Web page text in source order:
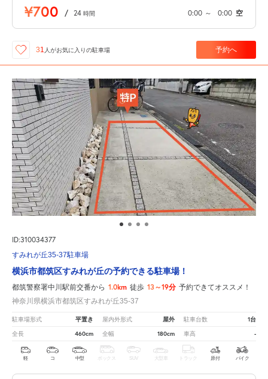
¥700 / 24 時間 0:00 ～ 0:00 空
31 人がお気に入りの駐車場 予約へ
ID:310034377
すみれが丘35-37駐車場
横浜市都筑区すみれが丘の予約できる駐車場！
都筑警察署中川駅前交番から 1.0km 徒歩 13～19分 予約できてオススメ！
神奈川県横浜市都筑区すみれが丘35-37
駐車場形式 平置き 屋内外形式 屋外 駐車台数 1台
全長 460cm 全幅 180cm 車高 -
軽 コ 中型 ボックス SUV 大型車 トラック 原付 バイク